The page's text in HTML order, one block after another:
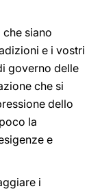
siano
e i vostri
governo delle
che si
dello
la
e
i